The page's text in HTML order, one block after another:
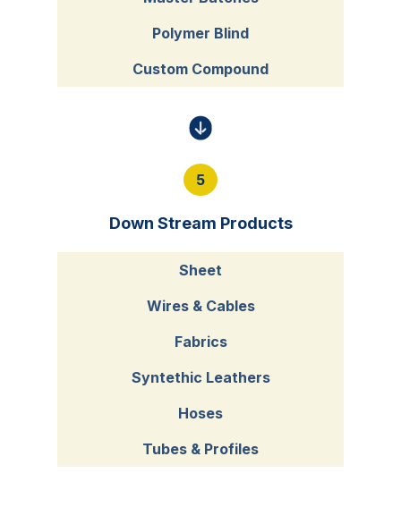
Polymer Blind
Custom Compound
5
Down Stream Products
Sheet
Wires & Cables
Fabrics
Syntethic Leathers
Hoses
Tubes & Profiles